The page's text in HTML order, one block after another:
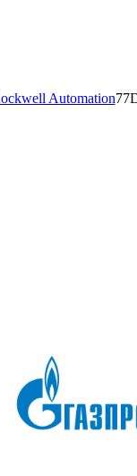
Automation